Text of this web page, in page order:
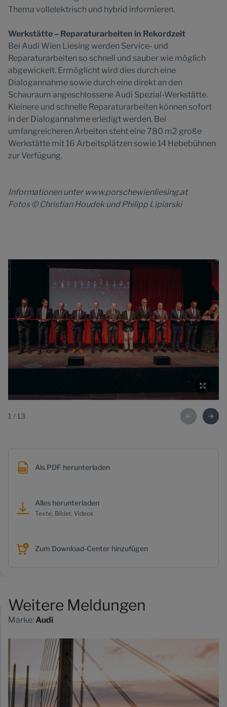
Thema vollelektrisch und hybrid informieren.
Werkstätte – Reparaturarbeiten in Rekordzeit
Bei Audi Wien Liesing werden Service- und
Reparaturarbeiten so schnell und sauber wie möglich
abgewickelt. Ermöglicht wird dies durch eine
Dialogannahme sowie durch eine direkt an den
Schauraum angeschlossene Audi Spezial-Werkstätte.
Kleinere und schnelle Reparaturarbeiten können sofort
in der Dialogannahme erledigt werden. Bei
umfangreicheren Arbeiten steht eine 780 m2 große
Werkstätte mit 16 Arbeitsplätzen sowie 14 Hebebühnen
zur Verfügung.
Informationen unter www.porschewienliesing.at
Fotos © Christian Houdek und Philipp Lipiarski
1 / 13
Als PDF herunterladen
Alles herunterladen
Texte, Bilder, Videos
Zum Download-Center hinzufügen
Weitere Meldungen
Marke:Audi